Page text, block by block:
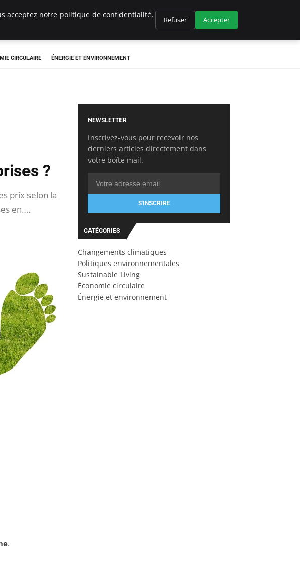
CIRCULAIRE ÉNERGIE ET ENVIRONNEMENT
?
prix selon la
en….
.
NEWSLETTER
Inscrivez-vous pour recevoir nos
derniers articles directement dans
votre boîte mail.
S'INSCRIRE
CATÉGORIES
Changements climatiques
Politiques environnementales
Sustainable Living
Économie circulaire
Énergie et environnement
acceptez notre politique de confidentialité.
Refuser Accepter